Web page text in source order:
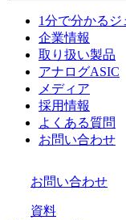
1分で分かるジ
企業情報
取り扱い製品
アナログASIC
メディア
採用情報
よくある質問
お問い合わせ
お問い合わせ
資料